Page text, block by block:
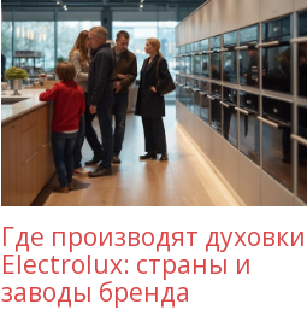
Где производят духовки
Electrolux: страны и
заводы бренда